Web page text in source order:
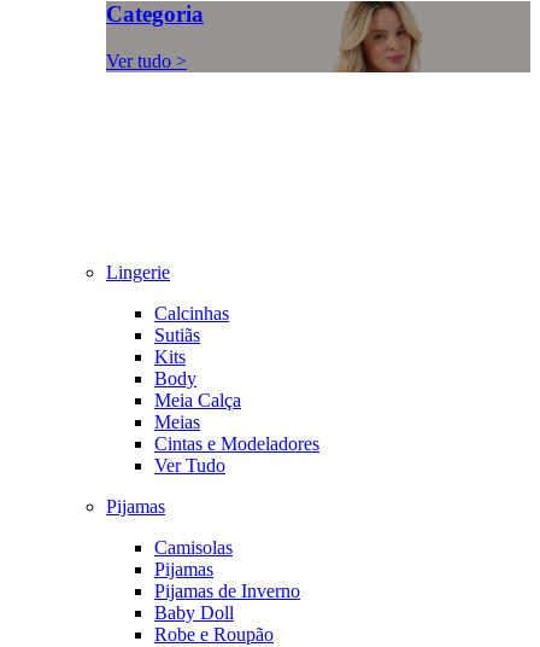
Categoria
Ver tudo >
Lingerie
Calcinhas
Sutiãs
Kits
Body
Meia Calça
Meias
Cintas e Modeladores
Ver Tudo
Pijamas
Camisolas
Pijamas
Pijamas de Inverno
Baby Doll
Robe e Roupão